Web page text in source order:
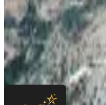
2.500.000 ₺
NOVA EMLAK YAKUP KARA